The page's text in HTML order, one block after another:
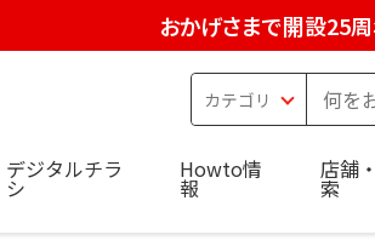
おかげさまで開設25
デジタルチラ
シ
Howto情
報
店舗
索